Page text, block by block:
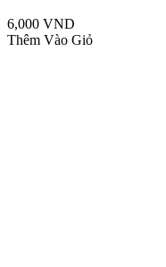
6,000 VND
Thêm Vào Giỏ